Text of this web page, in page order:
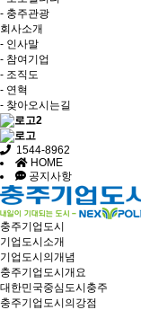
- 충주관광
회사소개
- 인사말
- 참여기업
- 조직도
- 연혁
- 찾아오시는길
1544-8962
HOME
공지사항
충주기업도시
기업도시소개
기업도시의개념
충주기업도시개요
대한민국중심도시충주
충주기업도시의강점